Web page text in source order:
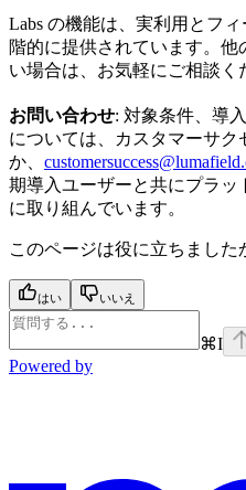
Labs の機能は、実利用とフ
階的に提供されています。他
い場合は、お気軽にご相談く
お問い合わせ: 対象条件、導
については、カスタマーサ
か、
期導入ユーザーと共にプラッ
に取り組んでいます。
このページは役に立ちました
はい いいえ
⌘I
Powered by